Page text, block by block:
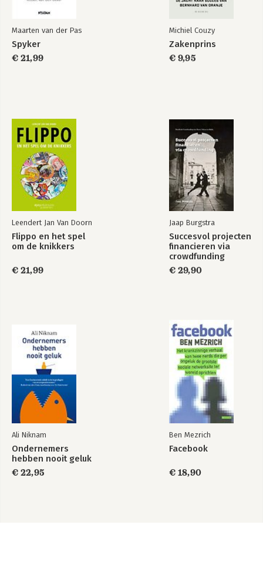
Maarten van der Pas
Spyker
€ 21,99
Michiel Couzy
Zakenprins
€ 9,95
Leendert Jan Van Doorn
Flippo en het spel
om de knikkers
€ 21,99
Jaap Burgstra
Succesvol projecten
financieren via
crowdfunding
€ 29,90
Ali Niknam
Ondernemers
hebben nooit geluk
€ 22,95
Ben Mezrich
Facebook
€ 18,90